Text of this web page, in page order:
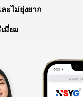
ละไม่ยุ่งยาก
มี่ยม